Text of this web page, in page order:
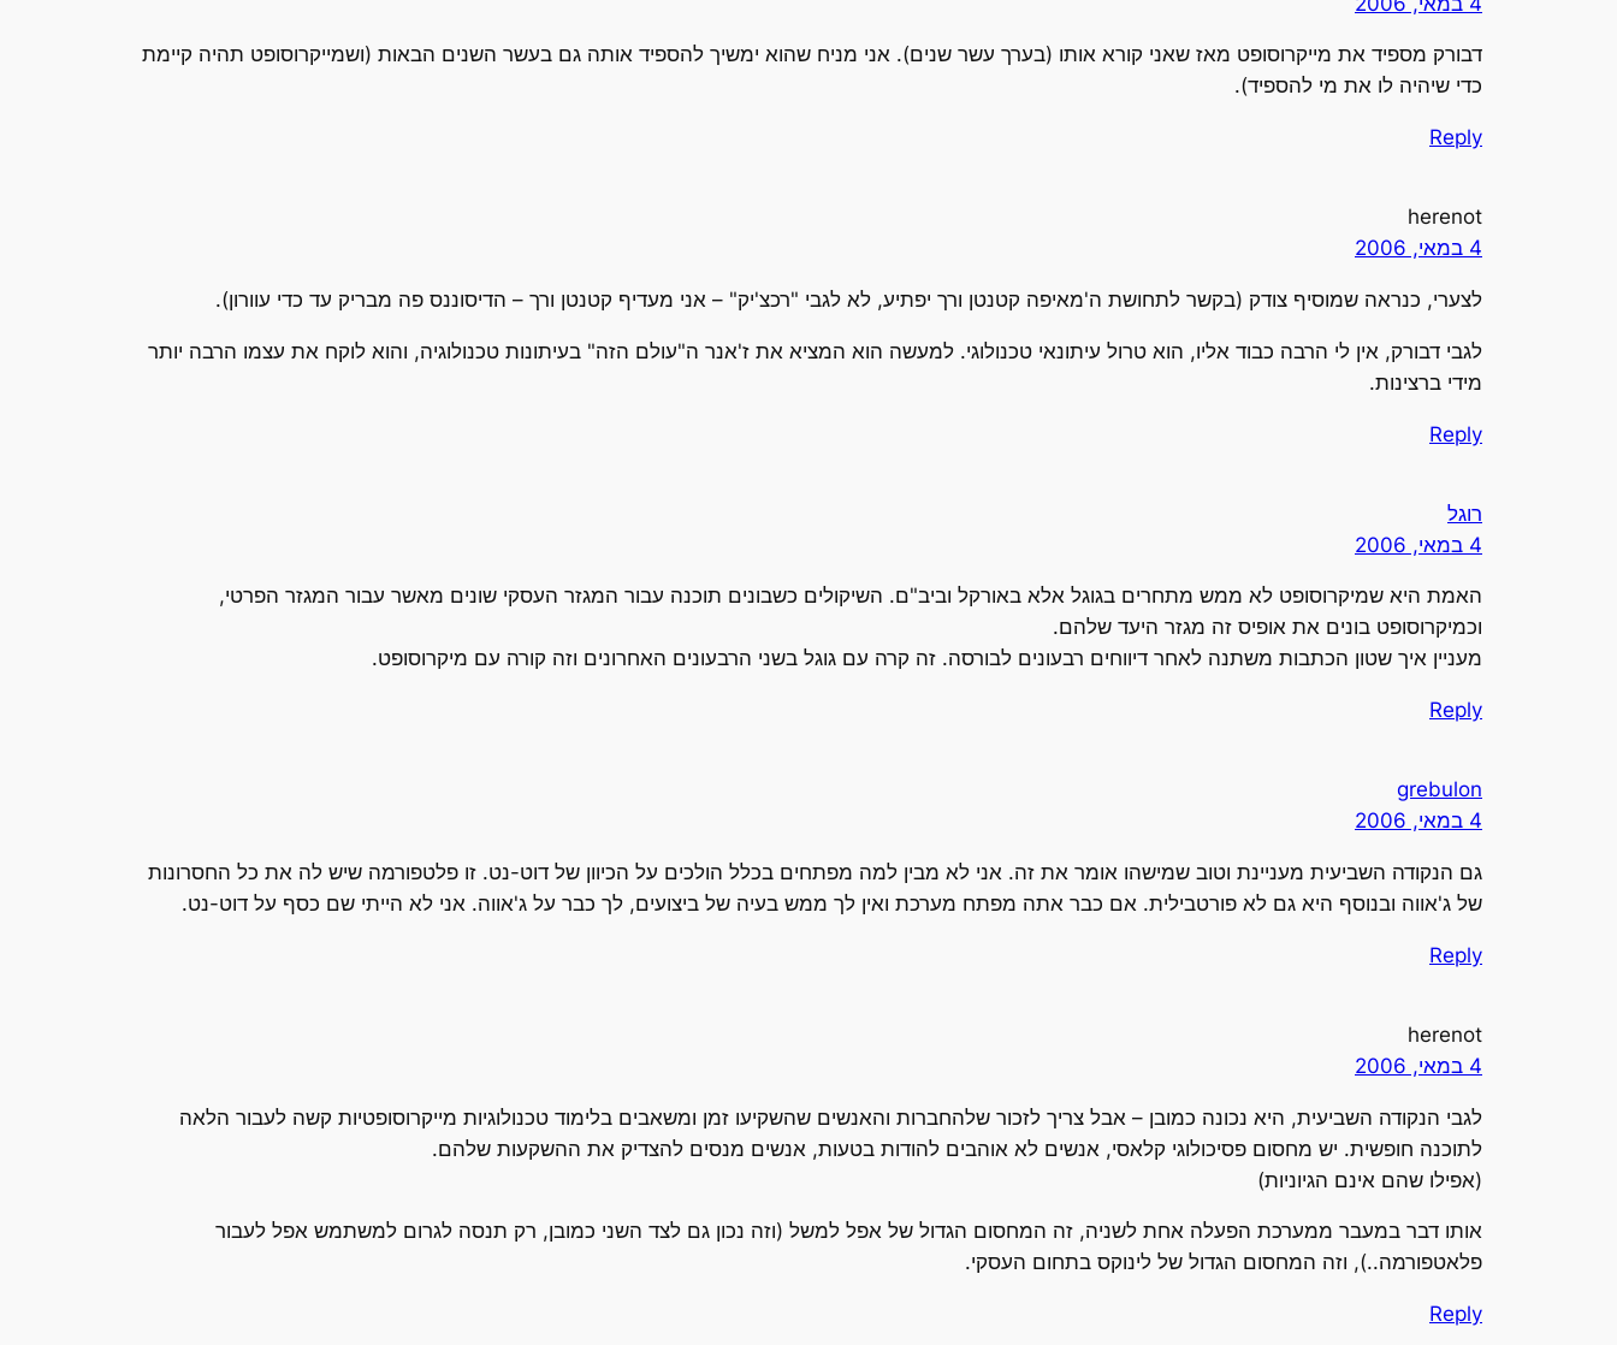
דבורק מספיד את מייקרוסופט מאז שאני קורא אותו (בערך עשר שנים). אני מניח שהוא ימשיך להספיד אותה גם בעשר השנים הבאות (ושמייקרוסופט תהיה קיימת
כדי שיהיה לו את מי להספיד).
Reply
herenot
4 במאי, 2006
לצערי, כנראה שמוסיף צודק (בקשר לתחושת ה'מאיפה קטנטן ורך יפתיע, לא לגבי "רכצ'יק" – אני מעדיף קטנטן ורך – הדיסוננס פה מבריק עד כדי עוורון).
לגבי דבורק, אין לי הרבה כבוד אליו, הוא טרול עיתונאי טכנולוגי. למעשה הוא המציא את ז'אנר ה"עולם הזה" בעיתונות טכנולוגיה, והוא לוקח את עצמו הרבה יותר
מידי ברצינות.
Reply
רוגל
4 במאי, 2006
האמת היא שמיקרוסופט לא ממש מתחרים בגוגל אלא באורקל וביב"ם. השיקולים כשבונים תוכנה עבור המגזר העסקי שונים מאשר עבור המגזר הפרטי,
וכמיקרוסופט בונים את אופיס זה מגזר היעד שלהם.
מעניין איך שטון הכתבות משתנה לאחר דיווחים רבעונים לבורסה. זה קרה עם גוגל בשני הרבעונים האחרונים וזה קורה עם מיקרוסופט.
Reply
grebulon
4 במאי, 2006
גם הנקודה השביעית מעניינת וטוב שמישהו אומר את זה. אני לא מבין למה מפתחים בכלל הולכים על הכיוון של דוט-נט. זו פלטפורמה שיש לה את כל החסרונות
של ג'אווה ובנוסף היא גם לא פורטבילית. אם כבר אתה מפתח מערכת ואין לך ממש בעיה של ביצועים, לך כבר על ג'אווה. אני לא הייתי שם כסף על דוט-נט.
Reply
herenot
4 במאי, 2006
לגבי הנקודה השביעית, היא נכונה כמובן – אבל צריך לזכור שלהחברות והאנשים שהשקיעו זמן ומשאבים בלימוד טכנולוגיות מייקרוסופטיות קשה לעבור הלאה
לתוכנה חופשית. יש מחסום פסיכולוגי קלאסי, אנשים לא אוהבים להודות בטעות, אנשים מנסים להצדיק את ההשקעות שלהם.
(אפילו שהם אינם הגיוניות)
אותו דבר במעבר ממערכת הפעלה אחת לשניה, זה המחסום הגדול של אפל למשל (וזה נכון גם לצד השני כמובן, רק תנסה לגרום למשתמש אפל לעבור
פלאטפורמה..), וזה המחסום הגדול של לינוקס בתחום העסקי.
Reply